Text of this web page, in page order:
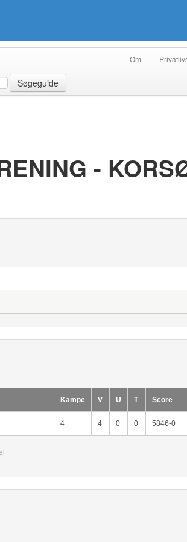
Om
Søgeguide
-
Kampe V U T Score
4 4 0 0 5846-0